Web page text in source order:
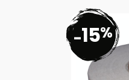
-15%